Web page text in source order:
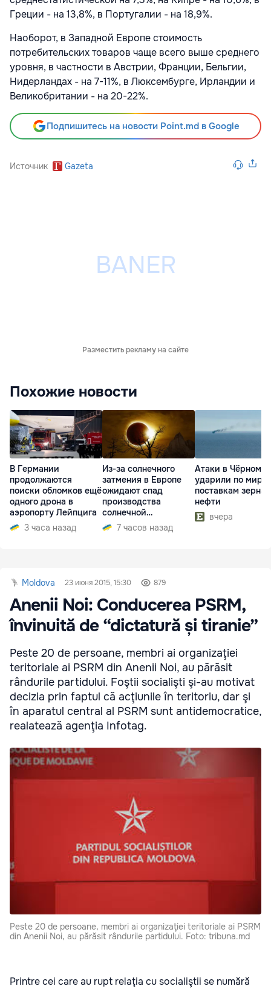
Греции - на 13,8%, в Португалии - на 18,9%.
Наоборот, в Западной Европе стоимость
потребительских товаров чаще всего выше среднего
уровня, в частности в Австрии, Франции, Бельгии,
Нидерландах - на 7-11%, в Люксембурге, Ирландии и
Великобритании - на 20-22%.
Подпишитесь на новости Point.md в Google
Источник Gazeta
Разместить рекламу на сайте
Похожие новости
В Германии
продолжаются
поиски обломков ещё
одного дрона в
аэропорту Лейпцига
3 часа назад
Из-за солнечного
затмения в Европе
ожидают спад
производства
солнечной
электроэнергии
7 часов назад
Атаки в Чёрном
ударили по
поставкам зерна
нефти
вчера
Moldova 23 июня 2015, 15:30 879
Anenii Noi: Conducerea PSRM,
învinuită de “dictatură și tiranie”
Peste 20 de persoane, membri ai organizaţiei
teritoriale ai PSRM din Anenii Noi, au părăsit
rândurile partidului. Foştii socialişti şi-au motivat
decizia prin faptul că acţiunile în teritoriu, dar şi
în aparatul central al PSRM sunt antidemocratice,
realatează agenţia Infotag.
Peste 20 de persoane, membri ai organizaţiei teritoriale ai PSRM
din Anenii Noi, au părăsit rândurile partidului. Foto: tribuna.md
Printre cei care au rupt relaţia cu socialiştii se numără